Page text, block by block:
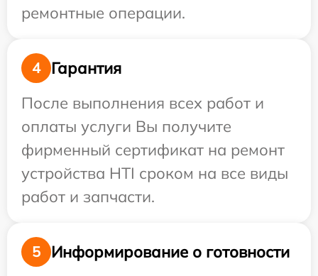
ремонтные операции.
4
Гарантия
После выполнения всех работ и
оплаты услуги Вы получите
фирменный сертификат на ремонт
устройства HTI сроком на все виды
работ и запчасти.
5
Информирование о готовности